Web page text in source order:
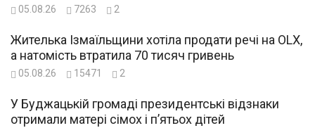
05.08.26 7263 2
Жителька Ізмаїльщини хотіла продати речі на OLX,
а натомість втратила 70 тисяч гривень
05.08.26 15471 2
У Буджацькій громаді президентські відзнаки
отримали матері сімох і п’ятьох дітей